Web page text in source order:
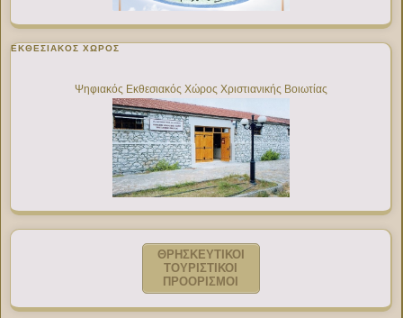
ΕΚΘΕΣΙΑΚΌΣ ΧΏΡΟΣ
Ψηφιακός Εκθεσιακός Χώρος Χριστιανικής Βοιωτίας
ΘΡΗΣΚΕΥΤΙΚΟΙ
ΤΟΥΡΙΣΤΙΚΟΙ
ΠΡΟΟΡΙΣΜΟΙ